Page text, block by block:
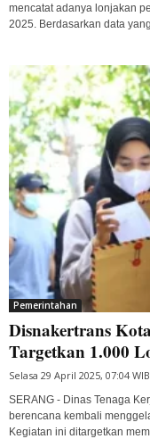
mencatat adanya lonjakan
2025. Berdasarkan data
Pemerintahan
Disnakertrans
Targetkan 1.000
Selasa 29 April 2025, 07:04 WIB
SERANG - Dinas Tenaga
berencana kembali
Kegiatan ini ditargetkan